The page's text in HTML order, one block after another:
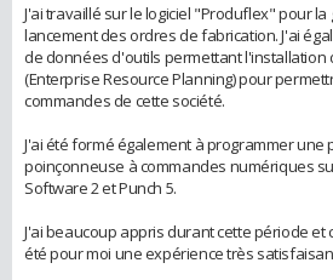
J'ai travaillé sur le logiciel "Produflex" pour
lancement des ordres de fabrication. J'ai
de données d'outils permettant l'installation
(Enterprise Resource Planning) pour
commandes de cette société.
J'ai été formé également à programmer une
poinçonneuse à commandes numériques
Software 2 et Punch 5.
J'ai beaucoup appris durant cette période et
été pour moi une expérience très